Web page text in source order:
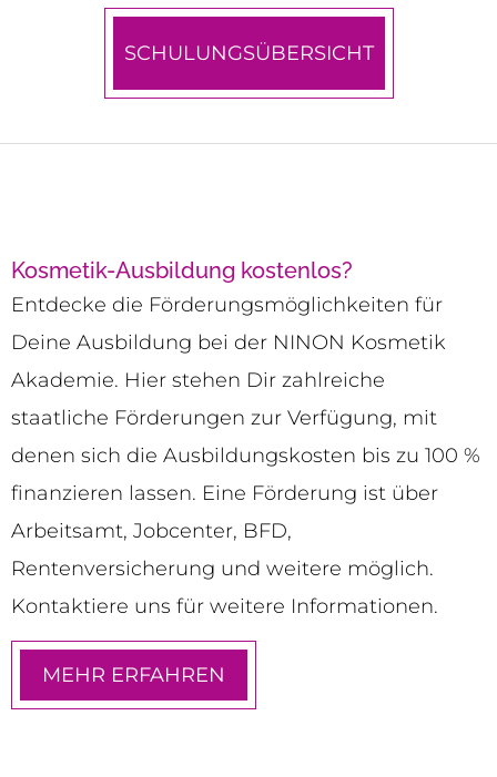
SCHULUNGSÜBERSICHT
Kosmetik-Ausbildung kostenlos?
Entdecke die Förderungsmöglichkeiten für
Deine Ausbildung bei der NINON Kosmetik
Akademie. Hier stehen Dir zahlreiche
staatliche Förderungen zur Verfügung, mit
denen sich die Ausbildungskosten bis zu 100 %
finanzieren lassen. Eine Förderung ist über
Arbeitsamt, Jobcenter, BFD,
Rentenversicherung und weitere möglich.
Kontaktiere uns für weitere Informationen.
MEHR ERFAHREN